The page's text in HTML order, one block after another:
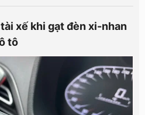
xế khi gạt đèn xi-nhan
tô